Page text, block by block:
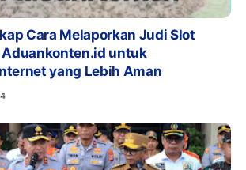
Cara Melaporkan Judi Slot
untuk
yang Lebih Aman